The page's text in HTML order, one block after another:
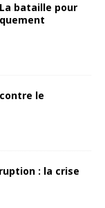
bataille pour
le
: la crise